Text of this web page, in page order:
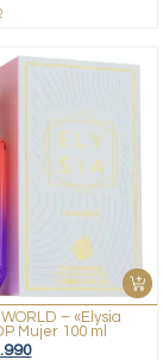
– «Elysia
Mujer 100 ml